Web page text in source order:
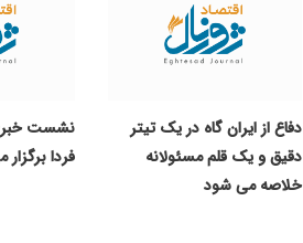
دفاع از ایران گاه در یک تیتر
دقیق و یک قلم مسئولانه
خلاصه می شود
نشست
فردا